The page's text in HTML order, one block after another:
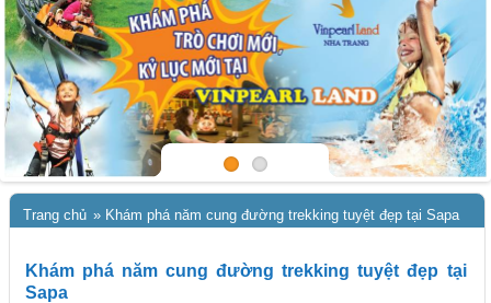
Trang chủ » Khám phá năm cung đường trekking tuyệt đẹp tại Sapa
Khám phá năm cung đường trekking tuyệt đẹp tại
Sapa